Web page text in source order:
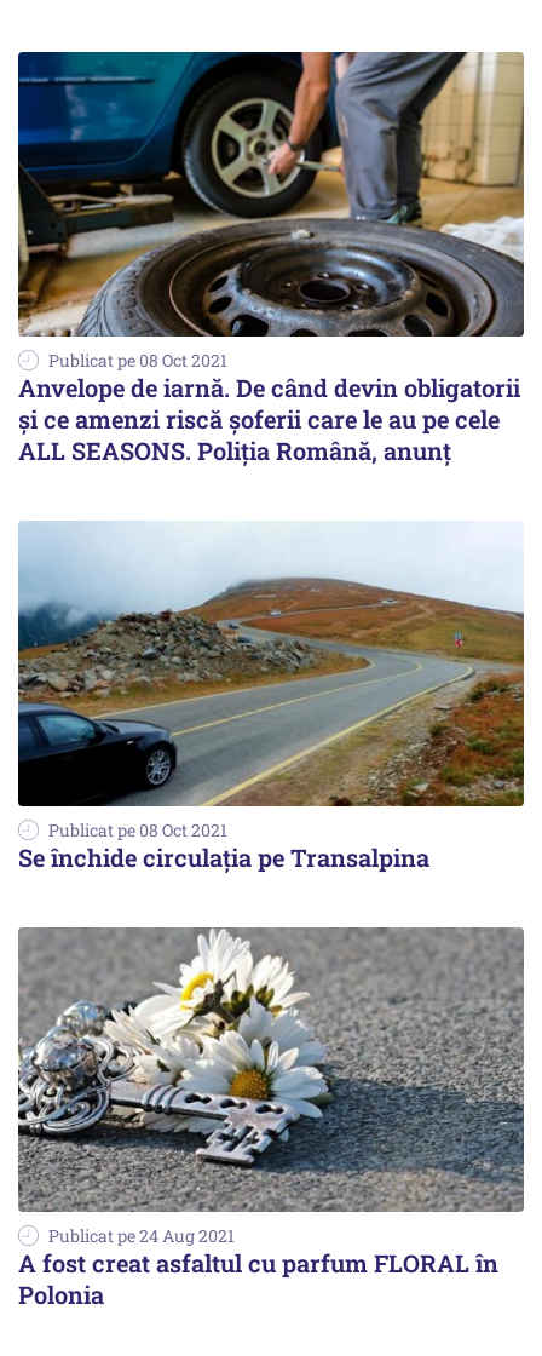
Publicat pe 08 Oct 2021
Anvelope de iarnă. De când devin obligatorii
și ce amenzi riscă șoferii care le au pe cele
ALL SEASONS. Poliția Română, anunț
Publicat pe 08 Oct 2021
Se închide circulația pe Transalpina
Publicat pe 24 Aug 2021
A fost creat asfaltul cu parfum FLORAL în
Polonia